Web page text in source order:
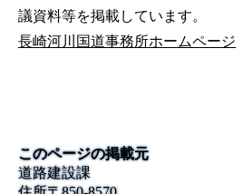
議資料等を掲載しています。
長崎河川国道事務所ホームページ
このページの掲載元
道路建設課